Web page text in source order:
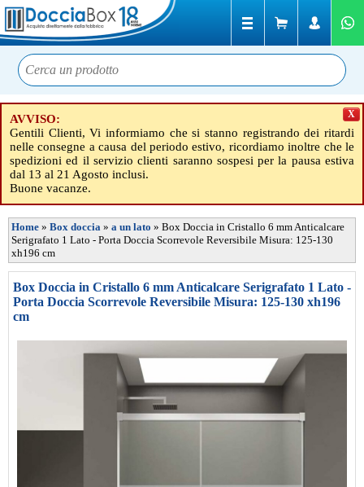
AVVISO:
Gentili Clienti, Vi informiamo che si stanno registrando dei ritardi
nelle consegne a causa del periodo estivo, ricordiamo inoltre che le
spedizioni ed il servizio clienti saranno sospesi per la pausa estiva
dal 13 al 21 Agosto inclusi.
Buone vacanze.
X
Home » Box doccia » a un lato » Box Doccia in Cristallo 6 mm Anticalcare
Serigrafato 1 Lato - Porta Doccia Scorrevole Reversibile Misura: 125-130
xh196 cm
Box Doccia in Cristallo 6 mm Anticalcare Serigrafato 1 Lato -
Porta Doccia Scorrevole Reversibile Misura: 125-130 xh196
cm